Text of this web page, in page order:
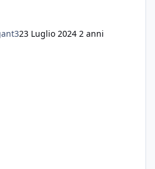
23 Luglio 2024 2 anni